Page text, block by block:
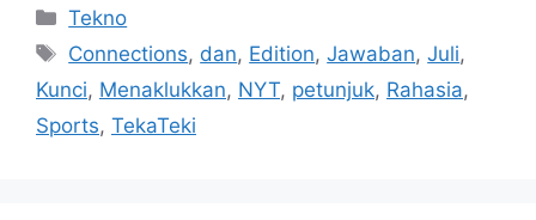
Kategori
Tekno
Tag
Connections, dan, Edition,Jawaban,Juli,
Kunci, Menaklukkan, NYT, petunjuk, Rahasia,
Sports, TekaTeki